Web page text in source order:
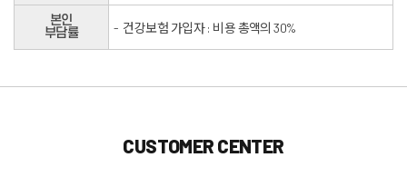
본인
부담률
건강보험 가입자 : 비용 총액의 30%
CUSTOMER CENTER